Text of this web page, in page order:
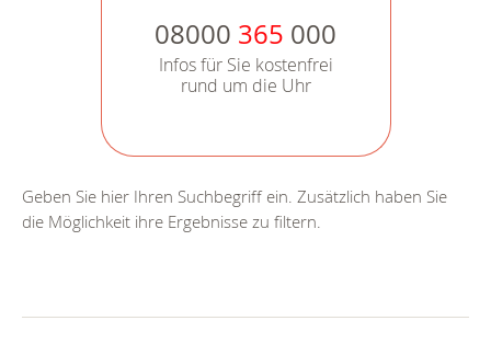
08000 365 000
Infos für Sie kostenfrei
rund um die Uhr
Geben Sie hier Ihren Suchbegriff ein. Zusätzlich haben Sie
die Möglichkeit ihre Ergebnisse zu filtern.